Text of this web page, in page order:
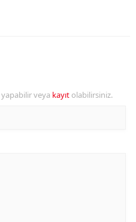
yapabilir veya kayıt olabilirsiniz.